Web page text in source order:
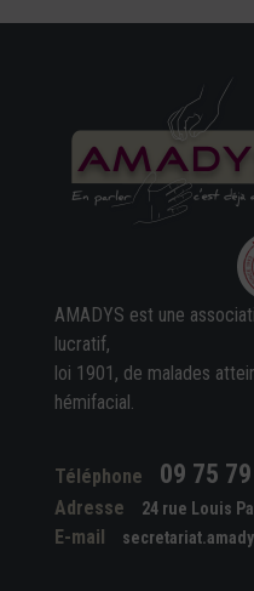
AMADYS est une
lucratif,
loi 1901, de malades
hémifacial.
Téléphone 09 75
Adresse 24 rue Louis
E-mail